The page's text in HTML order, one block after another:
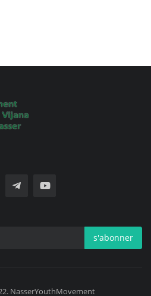
s'abonner
NasserYouthMovement